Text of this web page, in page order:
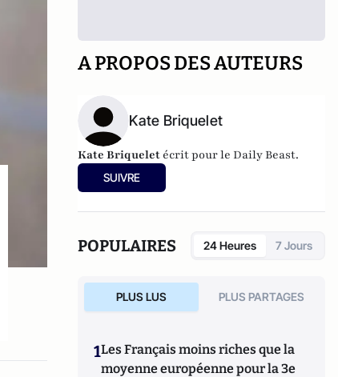
A PROPOS DES AUTEURS
Kate Briquelet
Kate Briquelet écrit pour le Daily Beast.
SUIVRE
POPULAIRES 24 Heures 7 Jours
PLUS LUS PLUS PARTAGES
1Les Français moins riches que la
moyenne européenne pour la 3e